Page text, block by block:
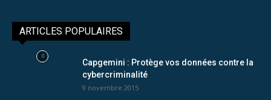
ARTICLES POPULAIRES
Capgemini : Protège vos données contre la
cybercriminalité
9 novembre 2015